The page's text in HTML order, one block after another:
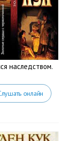
наследством.
онлайн